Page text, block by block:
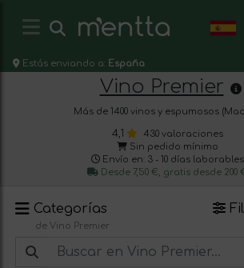
Estás enviando a: España
Vino Premier
Más de 1400 vinos y espumosos
4,1
430 valoraciones
Sin pedido mínimo
Envío en: 3 - 10 días laborables
Desde 7,50 €, gratis desde 200
Categorías
de Vino Premier